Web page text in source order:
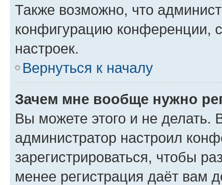
Также возможно, что
конфигурацию конференции,
настроек.
Вернуться к началу
Зачем мне вообще нужно
Вы можете этого и не делать.
администратор настроил
зарегистрироваться, чтобы
менее регистрация даёт вам